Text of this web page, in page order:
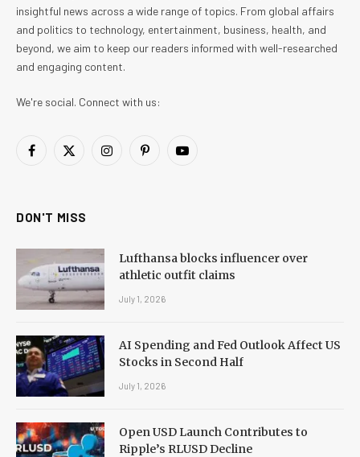
insightful news across a wide range of topics. From global affairs
and politics to technology, entertainment, business, health, and
beyond, we aim to keep our readers informed with well-researched
and engaging content.
We're social. Connect with us:
Facebook
X
InstagramPinterestYouTube
DON'T MISS
Lufthansa blocks influencer over
athletic outfit claims
July 1, 2026
AI Spending and Fed Outlook Affect US
Stocks in Second Half
July 1, 2026
Open USD Launch Contributes to
Ripple’s RLUSD Decline